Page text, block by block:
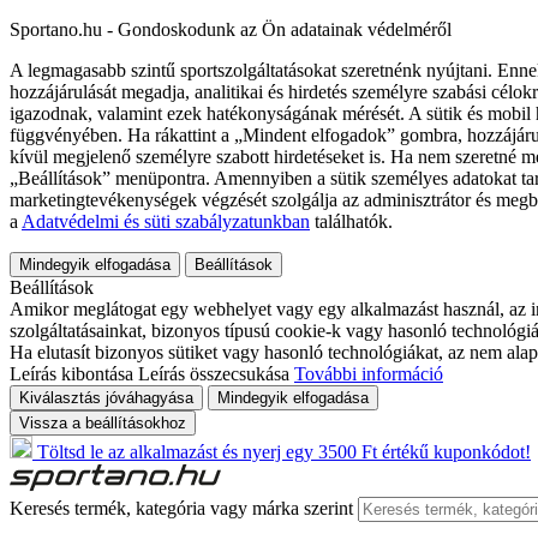
Sportano.hu - Gondoskodunk az Ön adatainak védelméről
A legmagasabb szintű sportszolgáltatásokat szeretnénk nyújtani.
hozzájárulását megadja, analitikai és hirdetés személyre szabási
igazodnak, valamint ezek hatékonyságának mérését. A sütik és
függvényében. Ha rákattint a „Mindent elfogadok” gombra,
kívül megjelenő személyre szabott hirdetéseket is. Ha nem szeretné
„Beállítások” menüpontra. Amennyiben a sütik személyes adatokat
marketingtevékenységek végzését szolgálja az adminisztrátor és
a Adatvédelmi és süti szabályzatunkban találhatók.
Mindegyik elfogadása Beállítások
Beállítások
Amikor meglátogat egy webhelyet vagy egy alkalmazást használ,
szolgáltatásainkat, bizonyos típusú cookie-k vagy hasonló
Ha elutasít bizonyos sütiket vagy hasonló technológiákat, az nem
Leírás kibontása Leírás összecsukása További információ
Kiválasztás jóváhagyása
Mindegyik elfogadása
Vissza a beállításokhoz
Töltsd le az alkalmazást és nyerj egy 3500 Ft értékű kuponkódot!
Keresés termék, kategória vagy márka szerint